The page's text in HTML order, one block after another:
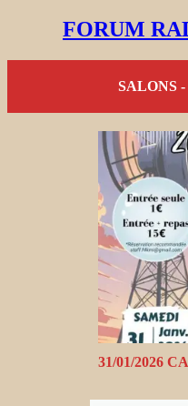
FORUM
SALONS
31/01/2026